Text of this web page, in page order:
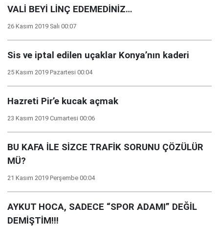
VALİ BEYİ LİNÇ EDEMEDİNİZ…
26 Kasım 2019 Salı 00:07
Sis ve iptal edilen uçaklar Konya’nın kaderi
25 Kasım 2019 Pazartesi 00:04
Hazreti Pir’e kucak açmak
23 Kasım 2019 Cumartesi 00:06
BU KAFA İLE SİZCE TRAFİK SORUNU ÇÖZÜLÜR
MÜ?
21 Kasım 2019 Perşembe 00:04
AYKUT HOCA, SADECE “SPOR ADAMI” DEĞİL
DEMİŞTİM!!!